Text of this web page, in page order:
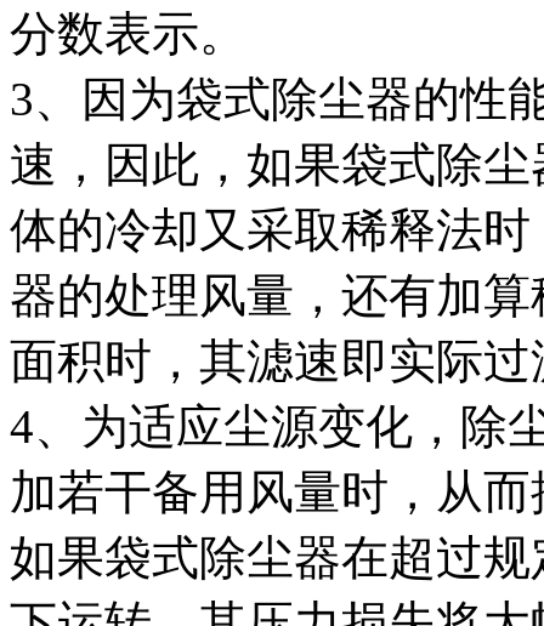
分数表示。
3、因为袋式除尘器的性
速，因此，如果袋式除
体的冷却又采取稀释法
器的处理风量，还有加
面积时，其滤速即实际
4、为适应尘源变化，除
加若干备用风量时，从
如果袋式除尘器在超过